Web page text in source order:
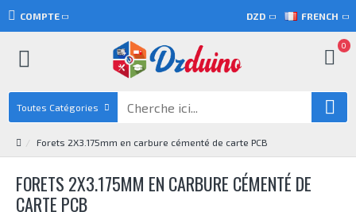
COMPTE DZD FRENCH
0
Toutes Catégories
Forets 2X3.175mm en carbure cémenté de carte PCB
FORETS 2X3.175MM EN CARBURE CÉMENTÉ DE
CARTE PCB